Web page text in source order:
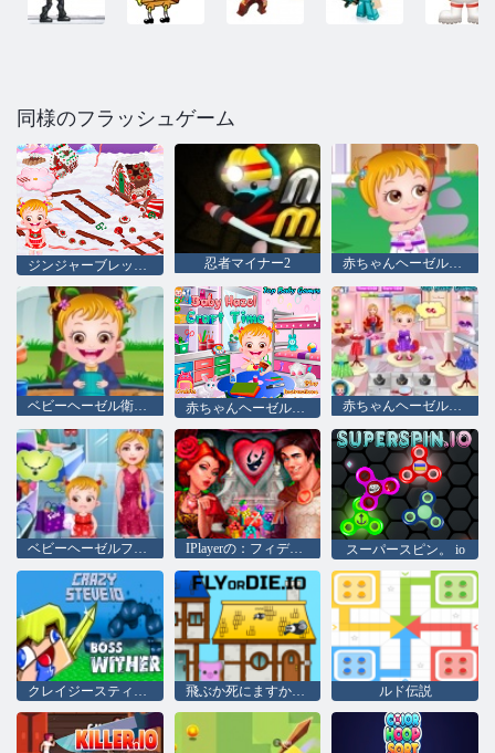
同様のフラッシュゲーム
ジンジャーブレッドハウスの赤ちゃんのヘーゼル 忍者マイナー2 赤ちゃんヘーゼル裏庭パーティー
ベビーヘーゼル衛生ケア 赤ちゃんヘーゼルクラフトタイム 赤ちゃんヘーゼルフラワーガール
ベビーヘーゼルファンシードレス IPlayerの：フィデリティ：騎士と王女 スーパースピン。 io
クレイジースティーブ io 飛ぶか死にますか。 io ルド伝説